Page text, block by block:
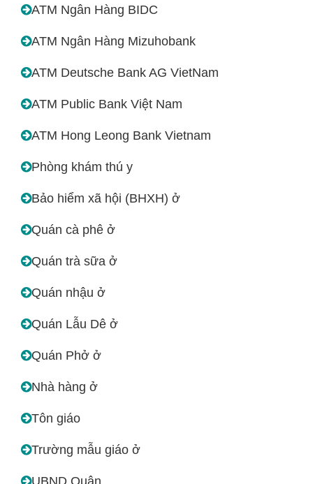
ATM Ngân Hàng BIDC
ATM Ngân Hàng Mizuhobank
ATM Deutsche Bank AG VietNam
ATM Public Bank Việt Nam
ATM Hong Leong Bank Vietnam
Phòng khám thú y
Bảo hiểm xã hội (BHXH) ở
Quán cà phê ở
Quán trà sữa ở
Quán nhậu ở
Quán Lẫu Dê ở
Quán Phở ở
Nhà hàng ở
Tôn giáo
Trường mẫu giáo ở
UBND Quận